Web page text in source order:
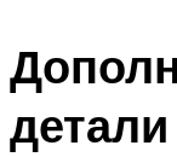
детали